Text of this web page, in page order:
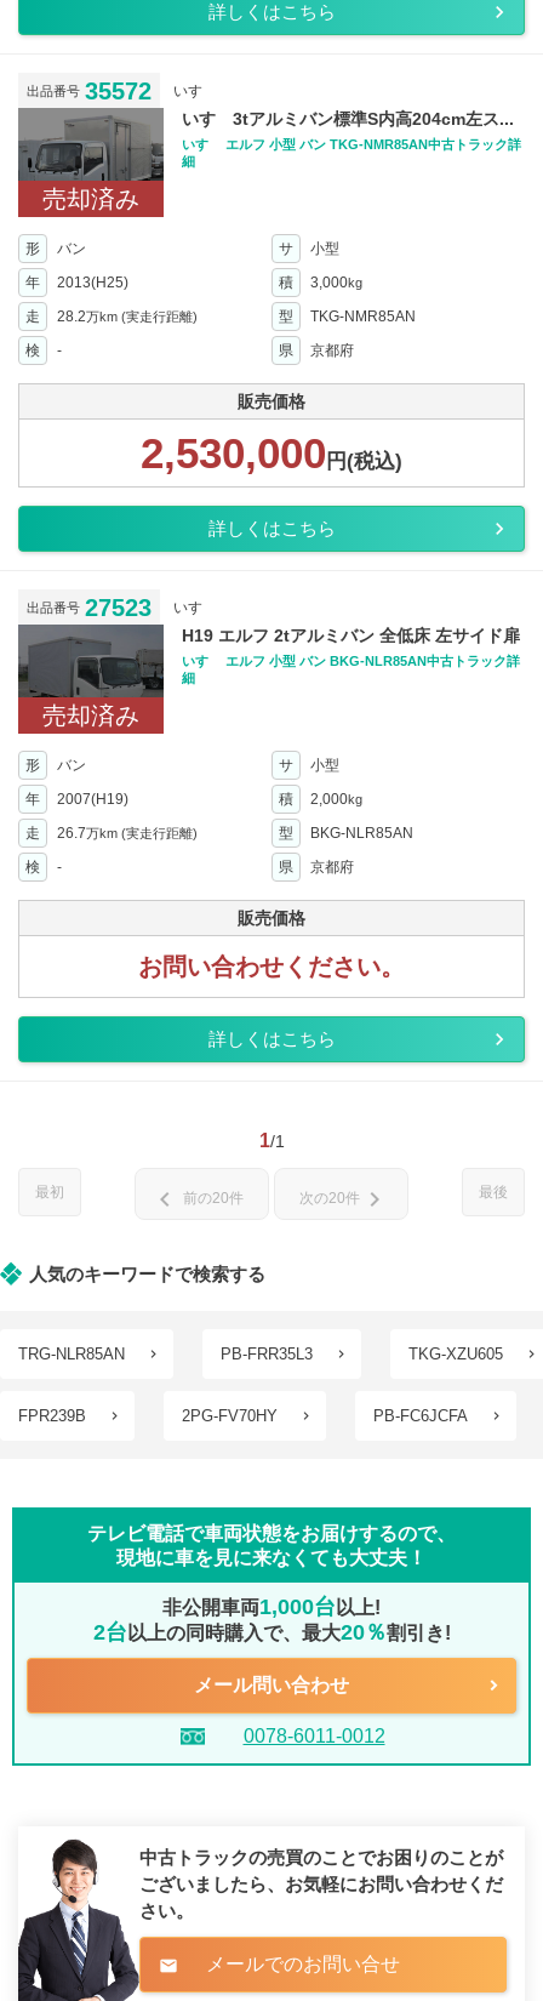
詳しくはこちら
出品番号 35572 いすゞ
売却済み
いすゞ3tアルミバン標準S内高204cm左ス...
いすゞ エルフ 小型 バン TKG-NMR85AN中古トラック詳
細
形 バン サ
小型
年
2013(H25) 積 3,000kg
走 28.2万km (実走行距離) 型
TKG-NMR85AN
検
- 県 京都府
販売価格
2,530,000 円(税込)
詳しくはこちら
出品番号 27523 いすゞ
売却済み
H19 エルフ 2tアルミバン 全低床 左サイド扉
いすゞ エルフ 小型 バン BKG-NLR85AN中古トラック詳
細
形 バン サ
小型
年
2007(H19) 積 2,000kg
走 26.7万km (実走行距離) 型
BKG-NLR85AN
検
- 県 京都府
販売価格
お問い合わせください。
詳しくはこちら
1/1
最初 最後
chevron_left 前の20件 次の20件 chevron_right
人気のキーワードで検索する
TRG-NLR85AN PB-FRR35L3 TKG-XZU605
FPR239B 2PG-FV70HY PB-FC6JCFA
テレビ電話で車両状態をお届けするので、
現地に車を見に来なくても大丈夫！
非公開車両1,000台 以上!
2台 以上の同時購入で、最大20％割引き!
メール問い合わせ
0078-6011-0012
中古トラックの売買のことでお困りのことが
ございましたら、 お気軽にお問い合わせくだ
さい。
mail メールでのお問い合せ